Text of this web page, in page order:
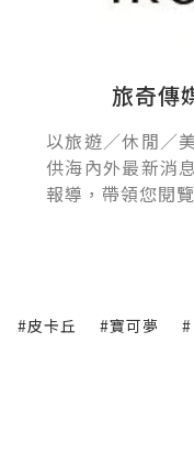
旅奇傳
以旅遊／休閒／
供海內外最新消
報導，帶領您閱
#皮卡丘 #寶可夢